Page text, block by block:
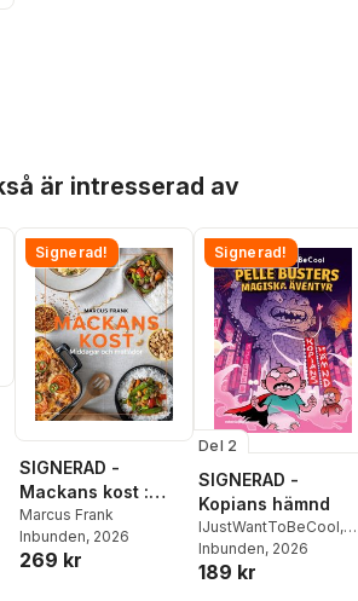
är intresserad av
Signerad!
SIGNERAD -
Mackans kost :
Middagar och
matlådor
Marcus Frank
Inbunden, 2026
269 kr
Signerad!
Del 2
SIGNERAD -
Kopians hämnd
IJustWantToBeCool,
Joel Adolphson
Ejdemo Beer
Inbunden, 2026
189 kr